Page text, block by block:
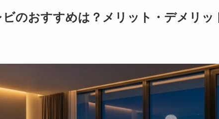
のおすすめは？メリット・デメリッ